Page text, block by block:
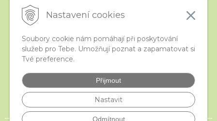
Nastavení cookies
Soubory cookie nám pomáhají při poskytování
služeb pro Tebe. Umožňují poznat a zapamatovat si
Tvé preference.
Přijmout
Nastavit
Odmítnout
iStraka
Velkoobchod
Nejčastější otázky
České puncovní značky